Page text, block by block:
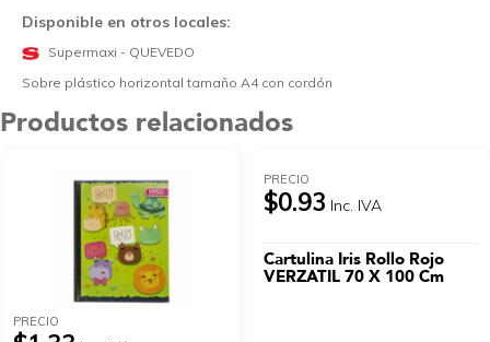
Disponible en otros locales:
Supermaxi - QUEVEDO
Sobre plástico horizontal tamaño A4 con cordón
Productos relacionados
PRECIO
PRECIO
$0.93 Inc. IVA
Cartulina Iris Rollo Rojo
VERZATIL 70 X 100 Cm